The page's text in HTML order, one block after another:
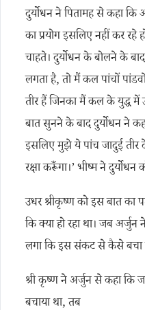
दुर्योधन ने पितामह से कहा
का प्रयोग इसलिए नहीं कर रहे
चाहते। दुर्योधन के बोलने के
लगता है, तो मैं कल पांचों
तीर हैं जिनका मैं कल के युद्ध में
बात सुनने के बाद दुर्योधन ने
इसलिए मुझे ये पांच जादुई तीर
रक्षा करूँगा।’ भीष्म ने
उधर श्रीकृष्ण को इस बात का
कि क्या हो रहा था। जब
लगा कि इस संकट से कैसे बचा
श्री कृष्ण ने अर्जुन से कहा कि
बचाया था, तब